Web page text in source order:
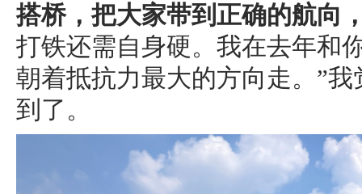
搭桥，把大家带到正确的航向
打铁还需自身硬。我在去年和
朝着抵抗力最大的方向走。”
到了。